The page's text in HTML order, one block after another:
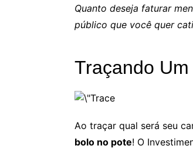
Quanto deseja faturar
público que você quer
Traçando
Ao traçar qual será seu
bolo no pote! O